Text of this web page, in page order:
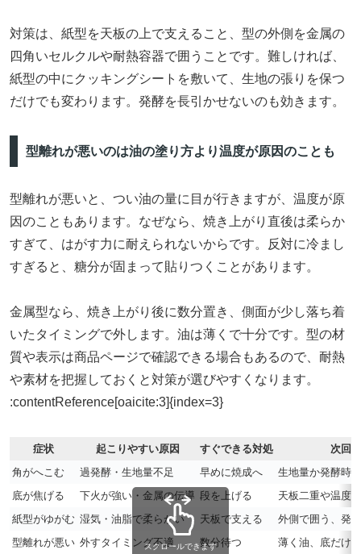
対策は、紙型を天板の上で支えること、型の外側を金属の
四角いセルクルや耐熱容器で囲うことです。難しければ、
紙型の中にクッキングシートを敷いて、生地の張りを保つ
だけでも変わります。発酵を長引かせないのも効きます。
型離れが悪いのは油の塗り方より温度が原因のことも
型離れが悪いと、つい油の量に目が行きますが、温度が原
因のこともあります。なぜなら、焼き上がり直後は柔らか
すぎて、はがす力に耐えられないからです。反対に冷まし
すぎると、糖分が固まって貼りつくことがあります。
金属型なら、焼き上がり後に数分置き、側面が少し落ち着
いたタイミングで外します。油は薄くで十分です。型の材
質や表示は商品ページで確認できる場合もあるので、耐熱
や素材を把握しておくと対策が選びやすくなります。
:contentReference[oaicite:3]{index=3}
症状 起こりやすい原因 すぐできる対処
次回
角がへこむ
過発酵・生地量不足 早めに焼成へ
生地量か発酵時
底が焦げる
下火が強い・金属の伝導 段を上げる
天板二重や温度
紙型がゆがむ 湿気・油脂で柔らかい 天板で支える
外側で囲う、発
型離れが悪い 外すタイミング不適 数分待つ
薄く油、底だけ
スクロールできます